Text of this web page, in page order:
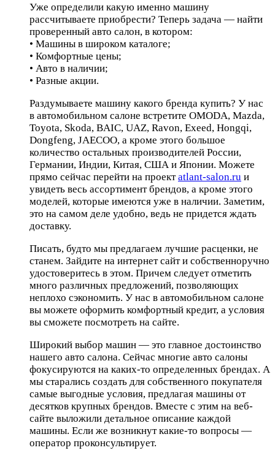
Уже определили какую именно машину
рассчитываете приобрести? Теперь задача — найти
проверенный авто салон, в котором:
• Машины в широком каталоге;
• Комфортные цены;
• Авто в наличии;
• Разные акции.
Раздумываете машину какого бренда купить? У нас
в автомобильном салоне встретите OMODA, Mazda,
Toyota, Skoda, BAIC, UAZ, Ravon, Exeed, Hongqi,
Dongfeng, JAECOO, а кроме этого большое
количество остальных производителей России,
Германии, Индии, Китая, США и Японии. Можете
прямо сейчас перейти на проектatlant-salon.ru и
увидеть весь ассортимент брендов, а кроме этого
моделей, которые имеются уже в наличии. Заметим,
это на самом деле удобно, ведь не придется ждать
доставку.
Писать, будто мы предлагаем лучшие расценки, не
станем. Зайдите на интернет сайт и собственноручно
удостоверитесь в этом. Причем следует отметить
много различных предложений, позволяющих
неплохо сэкономить. У нас в автомобильном салоне
вы можете оформить комфортный кредит, а условия
вы сможете посмотреть на сайте.
Широкий выбор машин — это главное достоинство
нашего авто салона. Сейчас многие авто салоны
фокусируются на каких-то определенных брендах. А
мы старались создать для собственного покупателя
самые выгодные условия, предлагая машины от
десятков крупных брендов. Вместе с этим на веб-
сайте выложили детальное описание каждой
машины. Если же возникнут какие-то вопросы —
оператор проконсультирует.